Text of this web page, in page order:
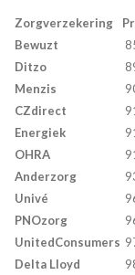
Zorgverzekering
Bewuzt
Ditzo
Menzis
CZdirect
Energiek
OHRA
Anderzorg
Univé
PNOzorg
UnitedConsumers
Delta Lloyd